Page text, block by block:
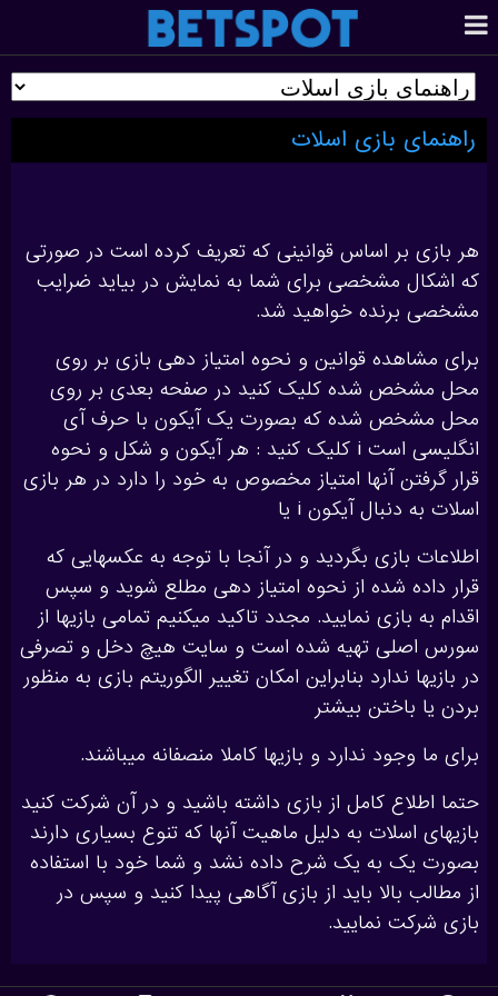
راهنمای بازی اسلات
هر بازی بر اساس قوانینی که تعریف کرده است در صورتی
که اشکال مشخصی برای شما به نمایش در بیاید ضرایب
مشخصی برنده خواهید شد.
برای مشاهده قوانین و نحوه امتیاز دهی بازی بر روی
محل مشخص شده کلیک کنید در صفحه بعدی بر روی
محل مشخص شده که بصورت یک آیکون با حرف آی
انگلیسی است i کلیک کنید : هر آیکون و شکل و نحوه
قرار گرفتن آنها امتیاز مخصوص به خود را دارد در هر بازی
اسلات به دنبال آیکون i یا
اطلاعات بازی بگردید و در آنجا با توجه به عکسهایی که
قرار داده شده از نحوه امتیاز دهی مطلع شوید و سپس
اقدام به بازی نمایید. مجدد تاکید میکنیم تمامی بازیها از
سورس اصلی تهیه شده است و سایت هیچ دخل و تصرفی
در بازیها ندارد بنابراین امکان تغییر الگوریتم بازی به منظور
بردن یا باختن بیشتر
برای ما وجود ندارد و بازیها کاملا منصفانه میباشند.
حتما اطلاع کامل از بازی داشته باشید و در آن شرکت کنید
بازیهای اسلات به دلیل ماهیت آنها که تنوع بسیاری دارند
بصورت یک به یک شرح داده نشد و شما خود با استفاده
از مطالب بالا باید از بازی آگاهی پیدا کنید و سپس در
بازی شرکت نمایید.